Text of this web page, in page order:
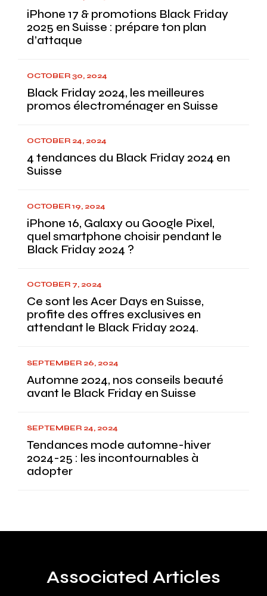
iPhone 17 & promotions Black Friday
2025 en Suisse : prépare ton plan
d’attaque
OCTOBER 30, 2024
Black Friday 2024, les meilleures
promos électroménager en Suisse
OCTOBER 24, 2024
4 tendances du Black Friday 2024 en
Suisse
OCTOBER 19, 2024
iPhone 16, Galaxy ou Google Pixel,
quel smartphone choisir pendant le
Black Friday 2024 ?
OCTOBER 7, 2024
Ce sont les Acer Days en Suisse,
profite des offres exclusives en
attendant le Black Friday 2024.
SEPTEMBER 26, 2024
Automne 2024, nos conseils beauté
avant le Black Friday en Suisse
SEPTEMBER 24, 2024
Tendances mode automne-hiver
2024-25 : les incontournables à
adopter
Associated Articles